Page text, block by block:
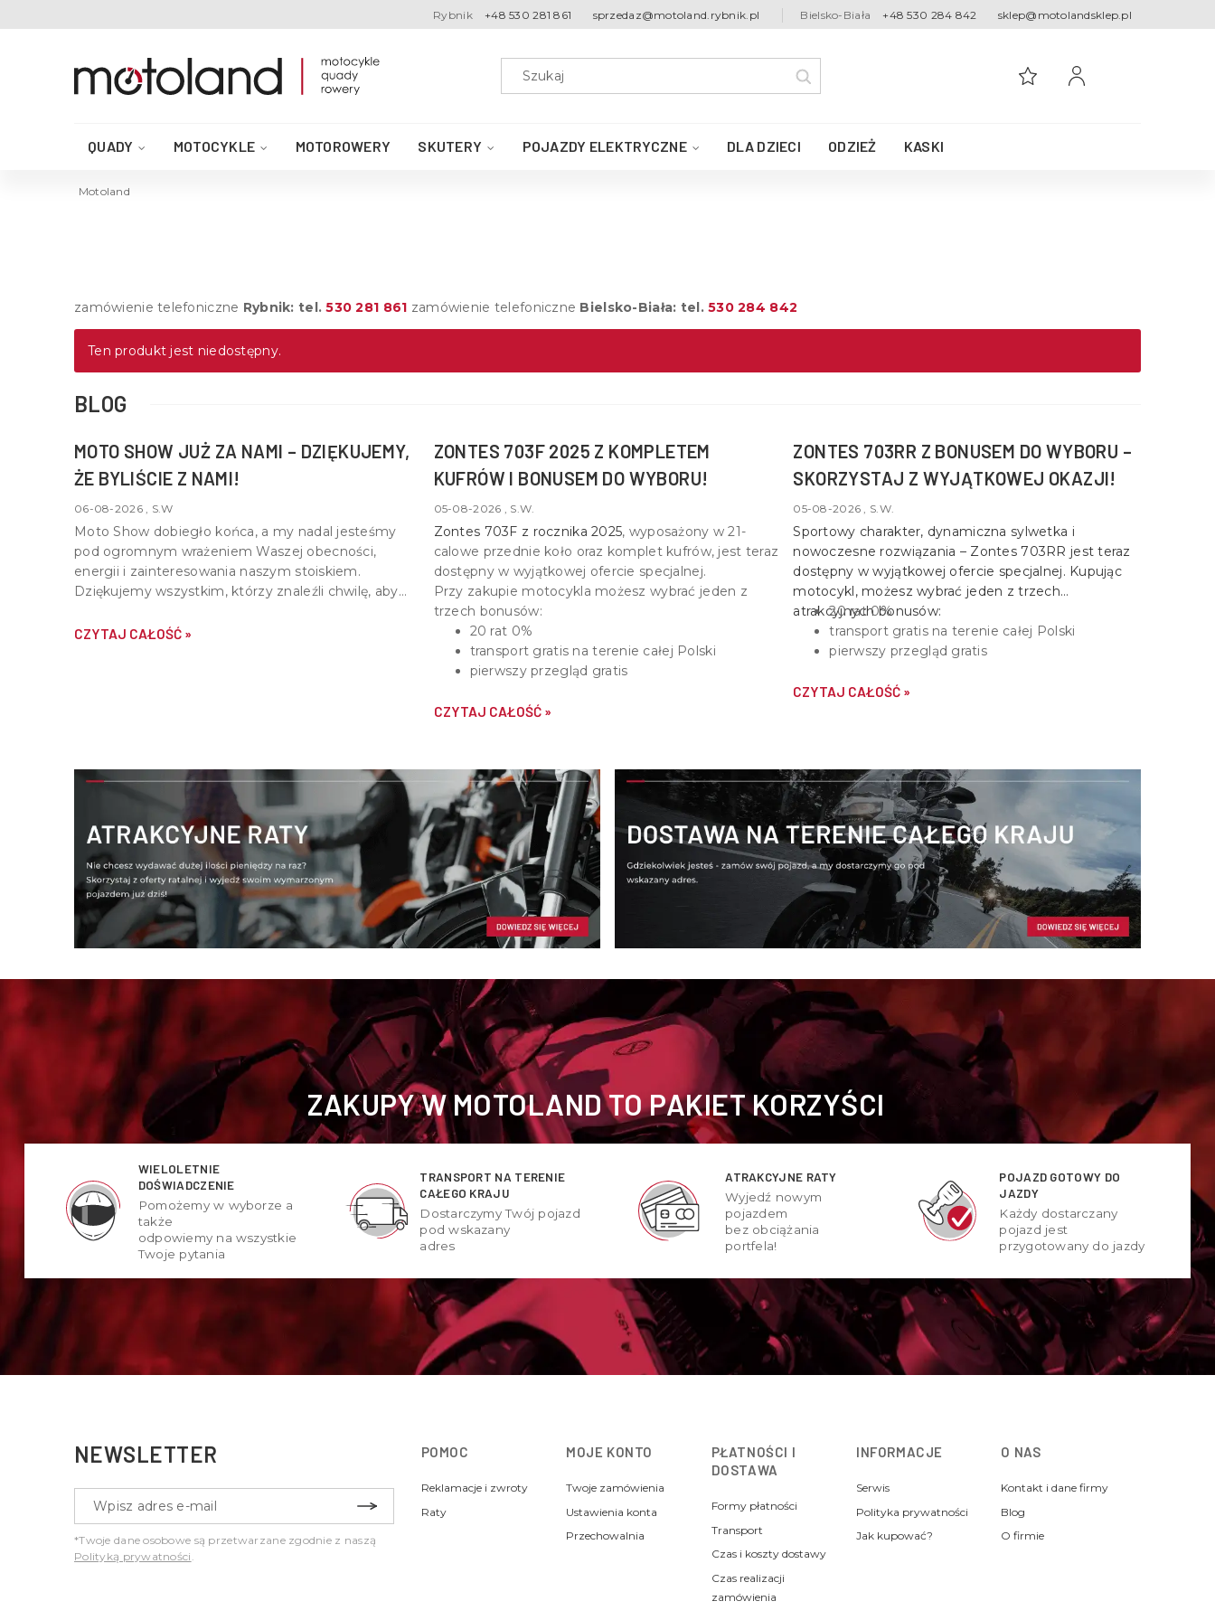
Rybnik +48 530 281 861 sprzedaz@motoland.rybnik.pl Bielsko-Biała +48 530 284 842 sklep@motolandsklep.pl
QUADY MOTOCYKLE MOTOROWERY SKUTERY POJAZDY ELEKTRYCZNE DLA DZIECI ODZIEŻ KASKI
AKCESORIA DO QUADA
Motoland
zamówienie telefoniczne Rybnik: tel.530 281 861 zamówienie telefoniczne Bielsko-Biała: tel.530 284 842
Ten produkt jest niedostępny.
BLOG
MOTO SHOW JUŻ ZA NAMI – DZIĘKUJEMY,
ŻE BYLIŚCIE Z NAMI!
06-08-2026 , S.W
Moto Show dobiegło końca, a my nadal jesteśmy
pod ogromnym wrażeniem Waszej obecności,
energii i zainteresowania naszym stoiskiem.
Dziękujemy wszystkim, którzy znaleźli chwilę, aby
quadach i wspólnej pasji do motoryzacji.
CZYTAJ CAŁOŚĆ »
ZONTES 703F 2025 Z KOMPLETEM
KUFRÓW I BONUSEM DO WYBORU!
05-08-2026 , S.W.
Zontes 703F z rocznika 2025, wyposażony w21-
calowe przednie koło oraz komplet kufrów, jest teraz
dostępny w wyjątkowej ofercie specjalnej.
Przy zakupie motocykla możesz wybrać jeden z
trzech bonusów:
20 rat 0%
transport gratis na terenie całej Polski
pierwszy przegląd gratis
CZYTAJ CAŁOŚĆ »
ZONTES 703RR Z BONUSEM DO WYBORU –
SKORZYSTAJ Z WYJĄTKOWEJ OKAZJI!
05-08-2026 , S.W.
Sportowy charakter, dynamiczna sylwetka i
nowoczesne rozwiązania – Zontes 703RR jest teraz
dostępny w wyjątkowej ofercie specjalnej. Kupując
motocykl, możesz wybrać jeden z trzech
atrakcyjnych bonusów:
20 rat 0%
transport gratis na terenie całej Polski
pierwszy przegląd gratis
CZYTAJ CAŁOŚĆ »
ZAKUPY W MOTOLAND TO PAKIET KORZYŚCI
WIELOLETNIE
DOŚWIADCZENIE
Pomożemy w wyborze a
także
odpowiemy na wszystkie
Twoje pytania
TRANSPORT NA TERENIE
CAŁEGO KRAJU
Dostarczymy Twój pojazd
pod wskazany
adres
ATRAKCYJNE RATY
Wyjedź nowym
pojazdem
bez obciążania
portfela!
POJAZD GOTOWY DO
JAZDY
Każdy dostarczany
pojazd jest
przygotowany do jazdy
NEWSLETTER
*Twoje dane osobowe są przetwarzane zgodnie z naszą
Polityką prywatności .
POMOC
Reklamacje i zwroty
Raty
MOJE KONTO
Twoje zamówienia
Ustawienia konta
Przechowalnia
PŁATNOŚCI I
DOSTAWA
Formy płatności
Transport
Czas i koszty dostawy
Czas realizacji
zamówienia
INFORMACJE
Serwis
Polityka prywatności
Jak kupować?
O NAS
Kontakt i dane firmy
Blog
O firmie